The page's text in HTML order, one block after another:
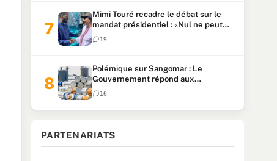
Mimi Touré recadre le débat sur le
mandat présidentiel : «Nul ne peut
faire plus de deux mandats
consécutifs de 5 ans»
19
Polémique sur Sangomar : Le
Gouvernement répond aux
accusations et clarifie le partage des
milliards
16
PARTENARIATS